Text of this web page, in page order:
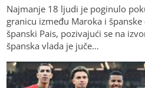
Najmanje 18 ljudi je poginulo
granicu između Maroka i
španski Pais, pozivajući se na
španska vlada je juče…